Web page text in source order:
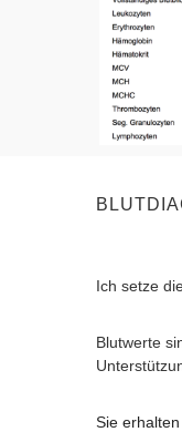
Ich setze
Blutwerte
Sie